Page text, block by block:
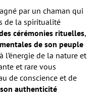
par un chaman qui
de la spiritualité
cérémonies rituelles,
de son peuple
l’énergie de la nature et
et rare vous
de conscience et de
authenticité